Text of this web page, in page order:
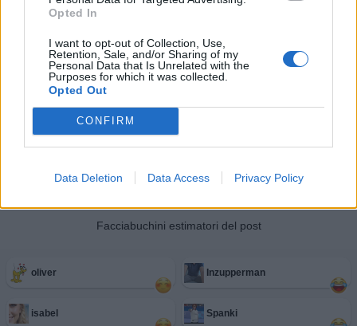
Opted In
I want to opt-out of Collection, Use,
Retention, Sale, and/or Sharing of my
Personal Data that Is Unrelated with the
Purposes for which it was collected.
Opted Out
CONFIRM
Data Deletion Data Access Privacy Policy
Facciabuchini estimatori del post
oliver Inzupperman
isabel Spanki